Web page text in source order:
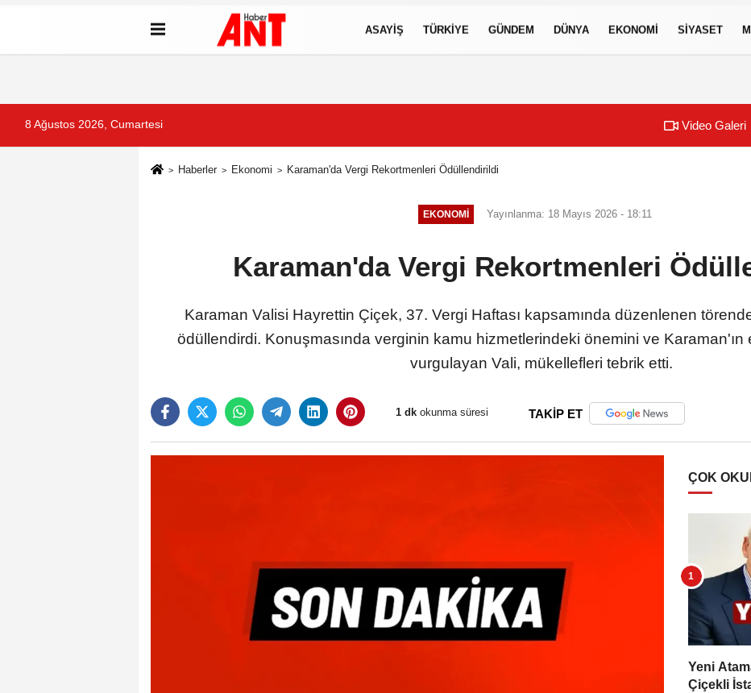
ASAYIŞ TÜRKIYE GÜNDEM DÜNYA EKONOMI SIYASET
8 Ağustos 2026, Cumartesi Video Galeri
Haberler Ekonomi Karaman'da Vergi Rekortmenleri Ödüllendirildi
EKONOMI Yayınlanma: 18 Mayıs 2026 - 18:11
Karaman'da Vergi Rekortmenleri
Karaman Valisi Hayrettin Çiçek, 37. Vergi Haftası kapsamında düzenlenen
ödüllendirdi. Konuşmasında verginin kamu hizmetlerindeki önemini ve
vurgulayan Vali, mükellefleri tebrik etti.
1 dk okunma süresi TAKİP ET
ÇOK
Yeni
Çiçekli